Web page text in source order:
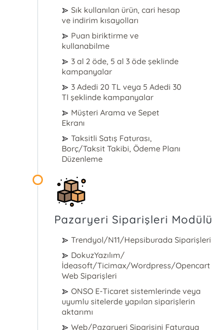
Sık kullanılan ürün, cari hesap
ve indirim kısayolları
Puan biriktirme ve
kullanabilme
3 al 2 öde, 5 al 3 öde şeklinde
kampanyalar
3 Adedi 20 TL veya 5 Adedi 30
Tl şeklinde kampanyalar
Müşteri Arama ve Sepet
Ekranı
Taksitli Satış Faturası,
Borç/Taksit Takibi, Ödeme Planı
Düzenleme
Pazaryeri Siparişleri Modülü
Trendyol/N11/Hepsiburada Siparişleri
DokuzYazılım/
İdeasoft/Ticimax/Wordpress/Opencart
Web Siparişleri
ONSO E-Ticaret sistemlerinde veya
uyumlu sitelerde yapılan siparişlerin
aktarımı
Web/Pazaryeri Siparişini Faturaya